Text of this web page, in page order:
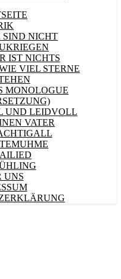
SIND NICHT
IST NICHTS
VIEL STERNE S
MONOLOGUE
UND LEIDVOLL
VATER
UNS